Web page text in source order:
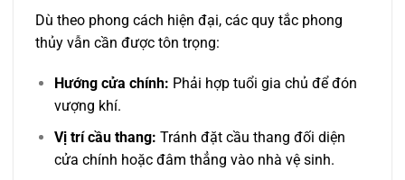
Dù theo phong cách hiện đại, các quy tắc phong
thủy vẫn cần được tôn trọng:
Hướng cửa chính: Phải hợp tuổi gia chủ để đón
vượng khí.
Vị trí cầu thang: Tránh đặt cầu thang đối diện
cửa chính hoặc đâm thẳng vào nhà vệ sinh.